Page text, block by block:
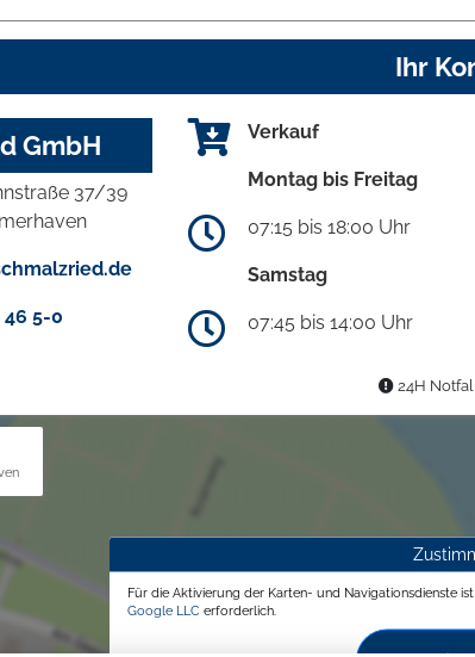
Ihr
GmbH
37/39
5-0
Verkauf
Montag bis Freitag
07:15 bis 18:00 Uhr
Samstag
07:45 bis 14:00 Uhr
24H
Für die Aktivierung der Karten- und Navigationsdienste
Google LLC erforderlich.